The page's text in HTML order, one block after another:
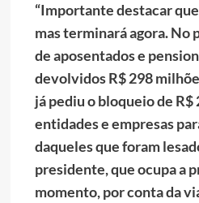
“Importante destacar
mas terminará agora. No
de aposentados e
devolvidos R$ 298
já pediu o bloqueio de R$
entidades e empresas
daqueles que foram
presidente, que ocupa a
momento, por conta da